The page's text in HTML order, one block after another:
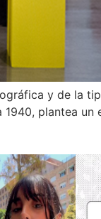
y de la
plantea